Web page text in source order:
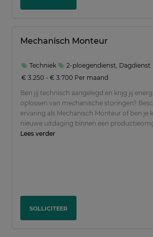
Mechanisch Monteur
Techniek 2-ploegendienst, Dagdienst
€ 3.250 - € 3.700 Per maand
Ben jij technisch aangelegd en krijg jij
oplossen van mechanische storingen?
ervaring als Mechanisch Monteur of ben je
nieuwe uitdaging binnen een
Lees verder
SOLLICITEER